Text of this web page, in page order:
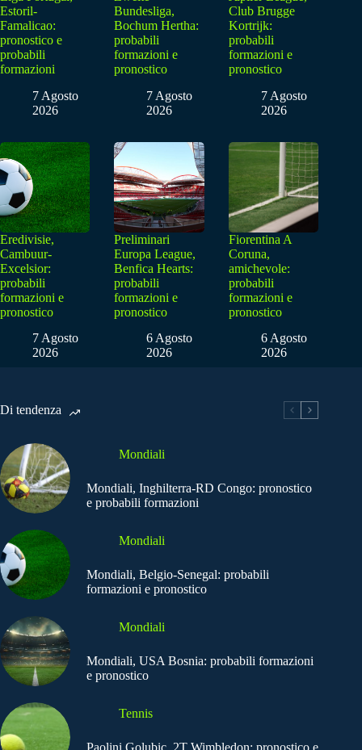
Estoril-
Famalicao:
pronostico e
probabili
formazioni
7 Agosto
2026
Bundesliga,
Bochum Hertha:
probabili
formazioni e
pronostico
7 Agosto
2026
Club Brugge
Kortrijk:
probabili
formazioni e
pronostico
7 Agosto
2026
Eredivisie,
Cambuur-
Excelsior:
probabili
formazioni e
pronostico
7 Agosto
2026
Preliminari
Europa League,
Benfica Hearts:
probabili
formazioni e
pronostico
6 Agosto
2026
Fiorentina A
Coruna,
amichevole:
probabili
formazioni e
pronostico
6 Agosto
2026
Di tendenza
Mondiali
Mondiali, Inghilterra-RD Congo: pronostico
e probabili formazioni
Mondiali
Mondiali, Belgio-Senegal: probabili
formazioni e pronostico
Mondiali
Mondiali, USA Bosnia: probabili formazioni
e pronostico
Tennis
Paolini Golubic, 2T Wimbledon: pronostico e